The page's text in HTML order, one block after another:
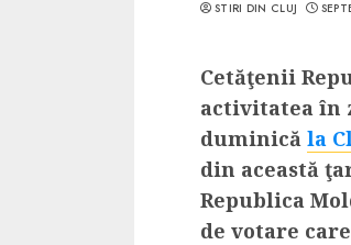
STIRI DIN CLUJ
Cetăţenii
activitatea în
duminică la
din această
Republica
de votare
5 min
SpotOn
Ce